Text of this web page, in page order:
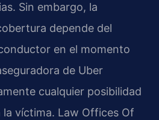
Sin embargo, la
depende del
en el momento
de Uber
cualquier posibilidad
la víctima. Law Offices Of